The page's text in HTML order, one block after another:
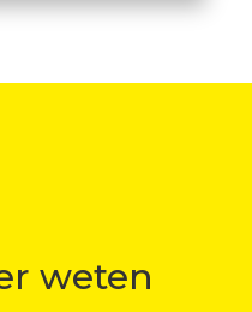
weten